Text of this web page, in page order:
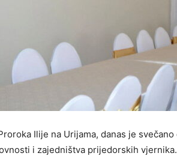
Ilije na Urijama, danas je
i zajedništva prijedorskih